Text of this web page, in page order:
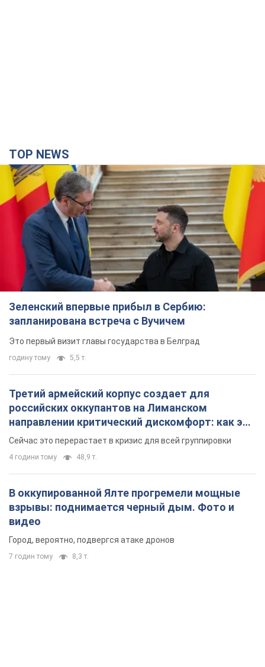
TOP NEWS
Зеленский впервые прибыл в Сербию:
запланирована встреча с Вучичем
Это первый визит главы государства в Белград
годину тому 5,5 т.
Третий армейский корпус создает для
российских оккупантов на Лиманском
направлении критический дискомфорт: как это
удалось
Сейчас это перерастает в кризис для всей группировки
4 години тому 48,9 т.
В оккупированной Ялте прогремели мощные
взрывы: поднимается черный дым. Фото и
видео
Город, вероятно, подвергся атаке дронов
7 годин тому 8,3 т.